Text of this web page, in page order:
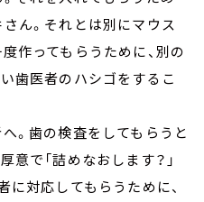
ん。それとは別にマウス
作ってもらうために、別の
歯医者のハシゴをするこ
。歯の検査をしてもらうと
で「詰めなおします？」
に対応してもらうために、